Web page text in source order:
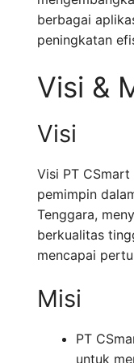
berbagai
peningkatan
Visi &
Visi
Visi PT
pemimpin
Tenggara,
berkualitas
mencapai
Misi
PT
untuk